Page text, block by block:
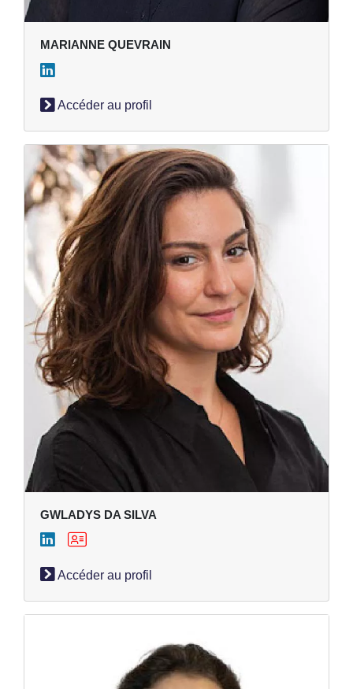
MARIANNE QUEVRAIN
Accéder au profil
GWLADYS DA SILVA
Accéder au profil